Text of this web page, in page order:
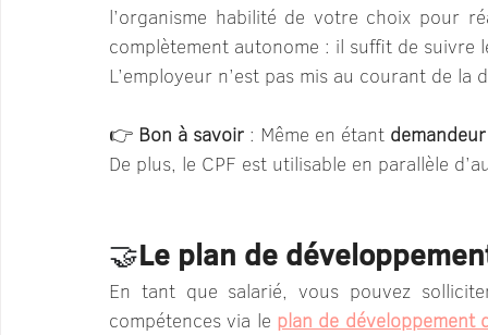
l’organisme habilité de votre choix pour
complètement autonome : il suffit de suivre
L’employeur n’est pas mis au courant de la
👉 Bon à savoir : Même en étant
De plus, le CPF est utilisable en parallèle
🤝Le plan de
En tant que salarié, vous pouvez
compétences via le plan de développement